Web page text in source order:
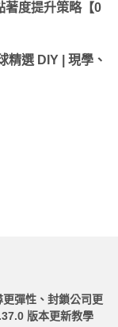
著度提升策略【0
精選 DIY | 現學、
更彈性、封鎖公司更
版本更新教學